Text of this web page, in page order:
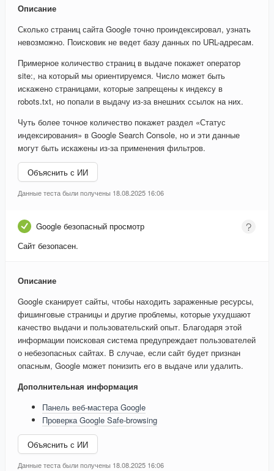
Описание
Сколько страниц сайта Google точно проиндексировал, узнать
невозможно. Поисковик не ведет базу данных по URL-адресам.
Примерное количество страниц в выдаче покажет оператор
site:, на который мы ориентируемся. Число может быть
искажено страницами, которые запрещены к индексу в
robots.txt, но попали в выдачу из-за внешних ссылок на них.
Чуть более точное количество покажет раздел «Статус
индексирования» в Google Search Console, но и эти данные
могут быть искажены из-за применения фильтров.
Объяснить с ИИ
Данные теста были получены 18.08.2025 16:06
Google безопасный просмотр
Сайт безопасен.
Описание
Google сканирует сайты, чтобы находить зараженные ресурсы,
фишинговые страницы и другие проблемы, которые ухудшают
качество выдачи и пользовательский опыт. Благодаря этой
информации поисковая система предупреждает пользователей
о небезопасных сайтах. В случае, если сайт будет признан
опасным, Google может понизить его в выдаче или удалить.
Дополнительная информация
Панель веб-мастера Google
Проверка Google Safe-browsing
Объяснить с ИИ
Данные теста были получены 18.08.2025 16:06